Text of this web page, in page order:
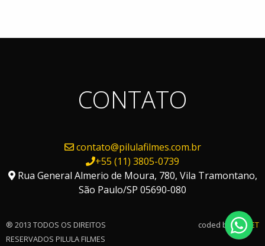
CONTATO
contato@pilulafilmes.com.br
+55 (11) 3805-0739
Rua General Almerio de Moura, 780, Vila Tramontano,
São Paulo/SP 05690-080
® 2013 TODOS OS DIREITOS
RESERVADOS PILULA FILMES
coded byFAPNET